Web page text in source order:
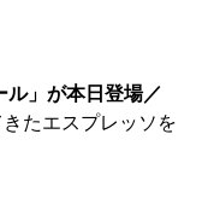
ル」が本日登場／
たエスプレッソを